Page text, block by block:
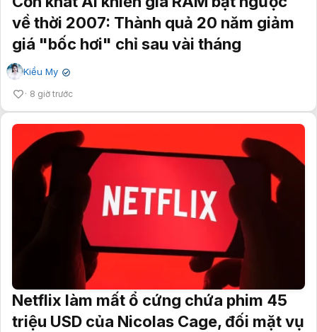
về thời 2007: Thành quả 20 năm giảm
giá "bốc hơi" chỉ sau vài tháng
Kiều My ✔
8 giờ trước
Netflix làm mất ổ cứng chứa phim 45
triệu USD của Nicolas Cage, đối mặt vụ